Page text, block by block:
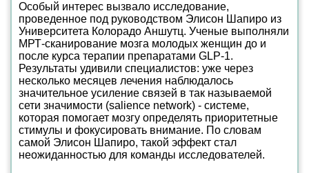
Особый интерес вызвало исследование,
проведенное под руководством Элисон Шапиро из
Университета Колорадо Аншутц. Ученые выполняли
МРТ-сканирование мозга молодых женщин до и
после курса терапии препаратами GLP-1.
Результаты удивили специалистов: уже через
несколько месяцев лечения наблюдалось
значительное усиление связей в так называемой
сети значимости (salience network) - системе,
которая помогает мозгу определять приоритетные
стимулы и фокусировать внимание. По словам
самой Элисон Шапиро, такой эффект стал
неожиданностью для команды исследователей.